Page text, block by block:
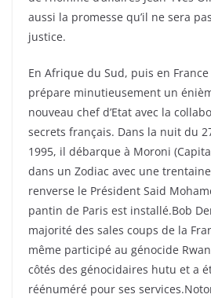
aussi la promesse qu’il ne sera
justice.
En Afrique du Sud, puis en
prépare minutieusement un
nouveau chef d’Etat avec la
secrets français. Dans la nuit du
1995, il débarque à Moroni
dans un Zodiac avec une
renverse le Président Said
pantin de Paris est installé.Bob
majorité des sales coups de la
même participé au génocide
côtés des génocidaires hutu et a
réénuméré pour ses